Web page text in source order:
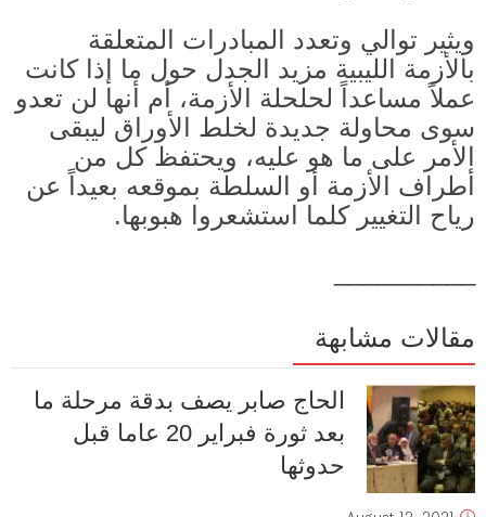
ويثير توالي وتعدد المبادرات المتعلقة
بالأزمة الليبية مزيد الجدل حول ما إذا كانت
عملاً مساعداً لحلحلة الأزمة، أم أنها لن تعدو
سوى محاولة جديدة لخلط الأوراق ليبقى
الأمر على ما هو عليه، ويحتفظ كل من
أطراف الأزمة أو السلطة بموقعه بعيداً عن
رياح التغيير كلما استشعروا هبوبها.
مقالات مشابهة
الحاج صابر يصف بدقة مرحلة ما
بعد ثورة فبراير 20 عاما قبل
حدوثها